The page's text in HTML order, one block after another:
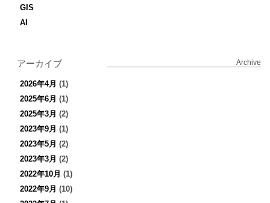
GIS
AI
アーカイブ Archive
2026年4月 (1)
2025年6月 (1)
2025年3月 (2)
2023年9月 (1)
2023年5月 (2)
2023年3月 (2)
2022年10月 (1)
2022年9月 (10)